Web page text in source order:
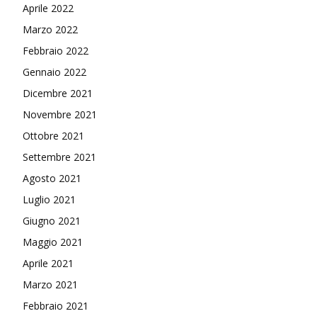
Aprile 2022
Marzo 2022
Febbraio 2022
Gennaio 2022
Dicembre 2021
Novembre 2021
Ottobre 2021
Settembre 2021
Agosto 2021
Luglio 2021
Giugno 2021
Maggio 2021
Aprile 2021
Marzo 2021
Febbraio 2021